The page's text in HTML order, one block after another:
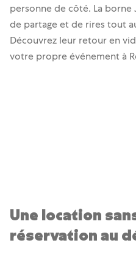
personne de côté. La
de partage et de rires tout
Découvrez leur retour en
votre propre événement à
Une location
réservation au